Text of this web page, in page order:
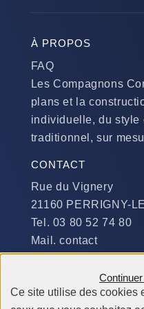
À PROPOS
FAQ
Les Compagnons
plans et la
individuelle, du style
traditionnel, sur
CONTACT
Rue du Vignery
21160 PERRIGNY-
Tel. 03 80 52 74 80
Mail. contact
Du Lundi au Jeudi :
Ce site utilise des cookies